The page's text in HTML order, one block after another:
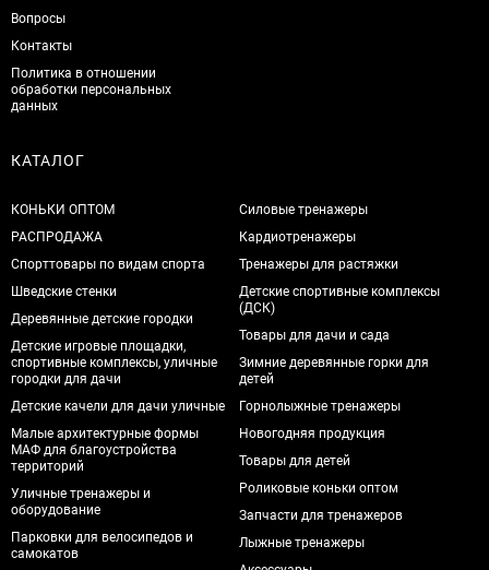
Вопросы
Контакты
Политика в отношении
обработки персональных
данных
КАТАЛОГ
КОНЬКИ ОПТОМ
РАСПРОДАЖА
Спорттовары по видам спорта
Шведские стенки
Деревянные детские городки
Детские игровые площадки,
спортивные комплексы, уличные
городки для дачи
Детские качели для дачи уличные
Малые архитектурные формы
МАФ для благоустройства
территорий
Уличные тренажеры и
оборудование
Парковки для велосипедов и
самокатов
Силовые тренажеры
Кардиотренажеры
Тренажеры для растяжки
Детские спортивные комплексы
(ДСК)
Товары для дачи и сада
Зимние деревянные горки для
детей
Горнолыжные тренажеры
Новогодняя продукция
Товары для детей
Роликовые коньки оптом
Запчасти для тренажеров
Лыжные тренажеры